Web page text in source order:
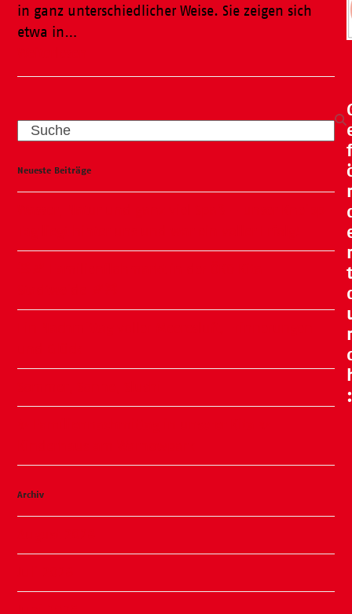
in ganz unterschiedlicher Weise. Sie zeigen sich
etwa in…
Search
Neueste Beiträge
Archiv
f
r
r
t
r
: